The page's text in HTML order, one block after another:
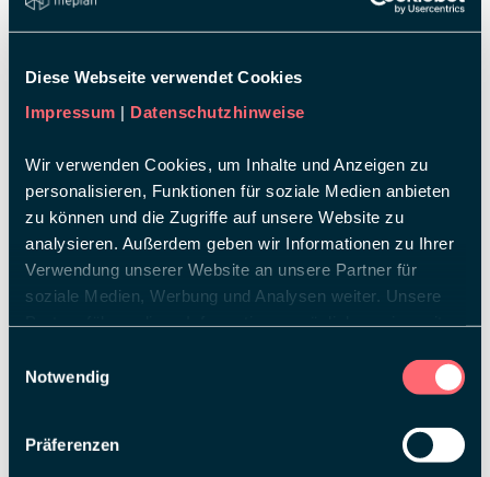
Diese Webseite verwendet Cookies
Impressum | Datenschutzhinweise
Wir verwenden Cookies, um Inhalte und Anzeigen zu
personalisieren, Funktionen für soziale Medien anbieten
zu können und die Zugriffe auf unsere Website zu
analysieren. Außerdem geben wir Informationen zu Ihrer
Verwendung unserer Website an unsere Partner für
soziale Medien, Werbung und Analysen weiter. Unsere
haben oder die sie im Rahmen Ihrer Nutzung der Dienste
Notwendig
Präferenzen
Erlebnisbauernhof ist.
Von Links nach rechts: Michelle Walpert, Ulla Süßmeier, Chijia
Cao, Samira Hochfeld, Gerd Schiffmann, Enrico Rein, Sigrid
Memed, Sebastian Hoppe, Elena Blazek, Christine Eder-Sieg,
John Heine, Matthias Strauss, Tristan Umkehrer, Richard